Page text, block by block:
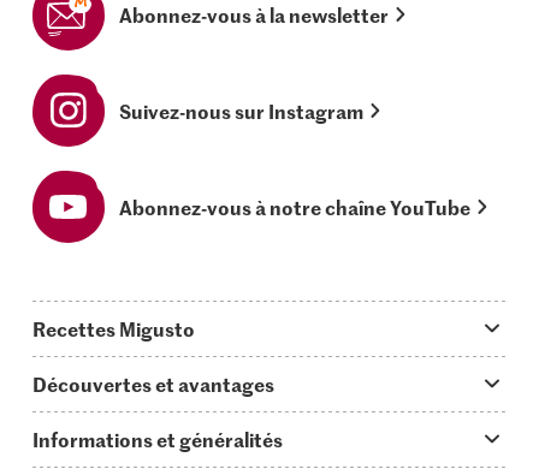
Abonnez-vous à la newsletter
Suivez-nous sur Instagram
Abonnez-vous à notre chaîne YouTube
Recettes Migusto
Idées de menus
Découvertes et avantages
Informations et généralités